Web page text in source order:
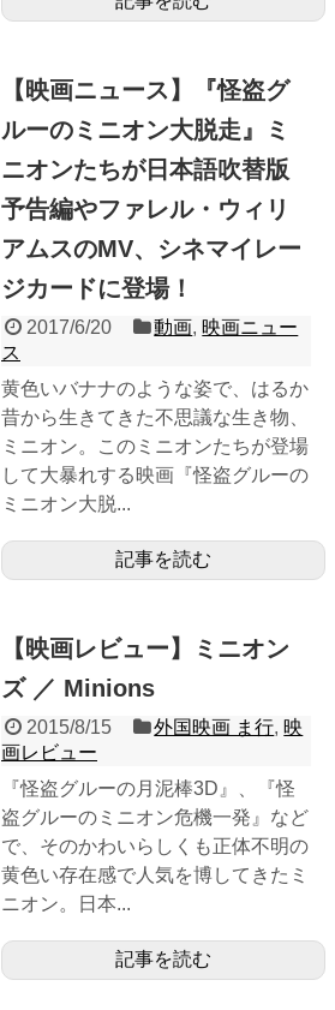
【映画ニュース】『怪盗グ
ルーのミニオン大脱走』ミ
ニオンたちが日本語吹替版
予告編やファレル・ウィリ
アムスのMV、シネマイレー
ジカードに登場！
2017/6/20 動画, 映画ニュー
ス
黄色いバナナのような姿で、はるか
昔から生きてきた不思議な生き物、
ミニオン。このミニオンたちが登場
して大暴れする映画『怪盗グルーの
ミニオン大脱...
記事を読む
【映画レビュー】ミニオン
ズ ／ Minions
2015/8/15 外国映画 ま行, 映
画レビュー
『怪盗グルーの月泥棒3D』、『怪
盗グルーのミニオン危機一発』など
で、そのかわいらしくも正体不明の
黄色い存在感で人気を博してきたミ
ニオン。日本...
記事を読む